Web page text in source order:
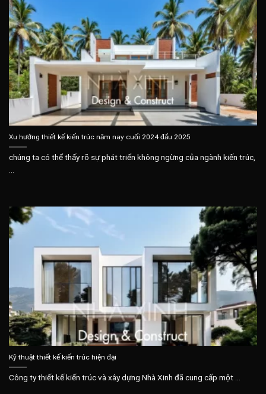
Xu hướng thiết kế kiến trúc năm nay cuối 2024 đầu 2025
chúng ta có thể thấy rõ sự phát triển không ngừng của ngành kiến trúc,
...
Kỹ thuật thiết kế kiến trúc hiện đại
Công ty thiết kế kiến trúc và xây dựng Nhà Xinh đã cung cấp một ...